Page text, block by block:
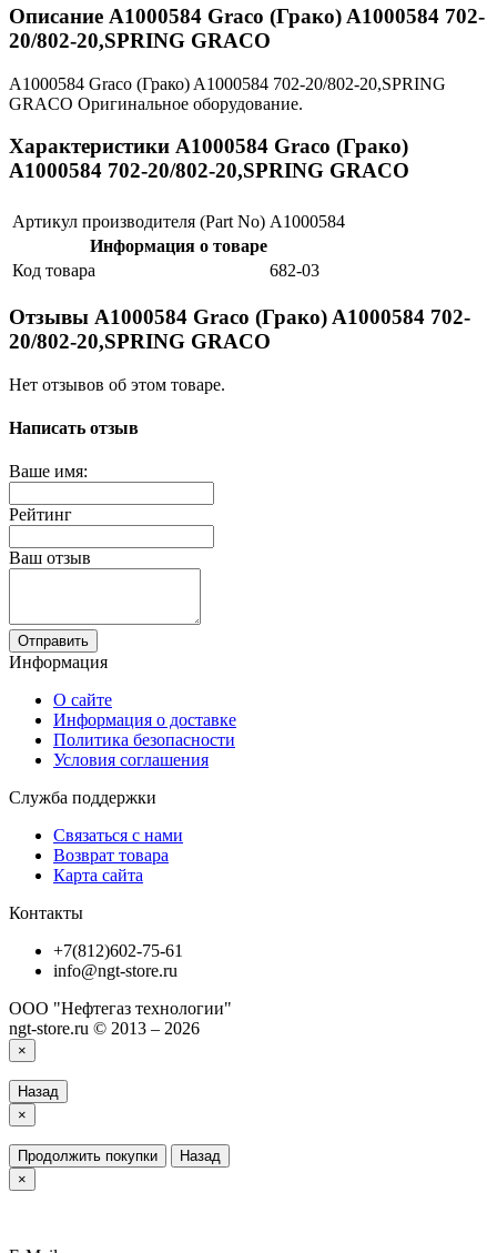
Описание A1000584 Graco (Грако) A1000584 702-
20/802-20,SPRING GRACO
A1000584 Graco (Грако) A1000584 702-20/802-20,SPRING
GRACO Оригинальное оборудование.
Характеристики A1000584 Graco (Грако)
A1000584 702-20/802-20,SPRING GRACO
Артикул производителя (Part No) A1000584
Информация о товаре
Код товара
682-03
Отзывы A1000584 Graco (Грако) A1000584 702-
20/802-20,SPRING GRACO
Нет отзывов об этом товаре.
Написать отзыв
Ваше имя:
Рейтинг
Ваш отзыв
Отправить
Информация
О сайте
Информация о доставке
Политика безопасности
Условия соглашения
Служба поддержки
Связаться с нами
Возврат товара
Карта сайта
Контакты
+7(812)602-75-61
info@ngt-store.ru
ООО "Нефтегаз технологии"
ngt-store.ru © 2013 – 2026
×
Назад
×
Продолжить покупки
Назад
×